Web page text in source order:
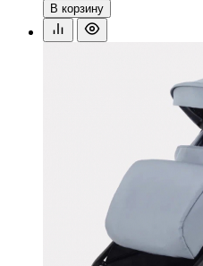
В корзину